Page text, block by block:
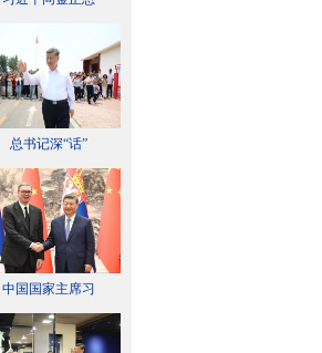
总书记深“话”
中国国家主席习